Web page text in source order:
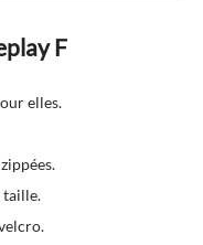
F
elles.
taille.